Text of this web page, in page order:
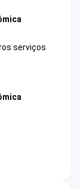
serviços